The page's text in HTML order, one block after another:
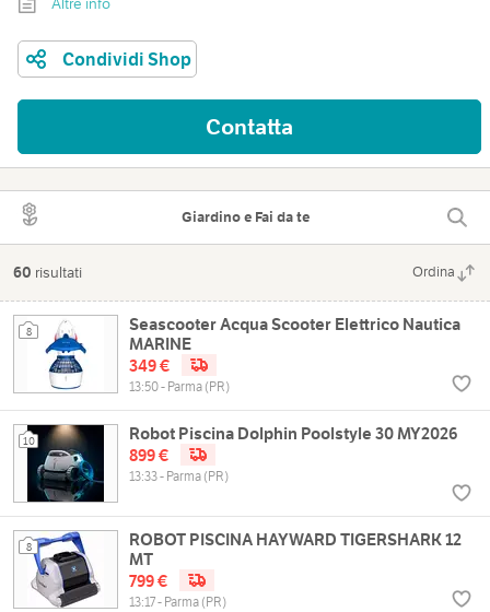
Condividi Shop
Contatta
Giardino e Fai da te
60 risultati Ordina
8
Seascooter Acqua Scooter Elettrico Nautica
MARINE
349 €
13:50 - Parma (PR)
10
Robot Piscina Dolphin Poolstyle 30 MY2026
899 €
13:33 - Parma (PR)
8
ROBOT PISCINA HAYWARD TIGERSHARK 12
MT
799 €
13:17 - Parma (PR)